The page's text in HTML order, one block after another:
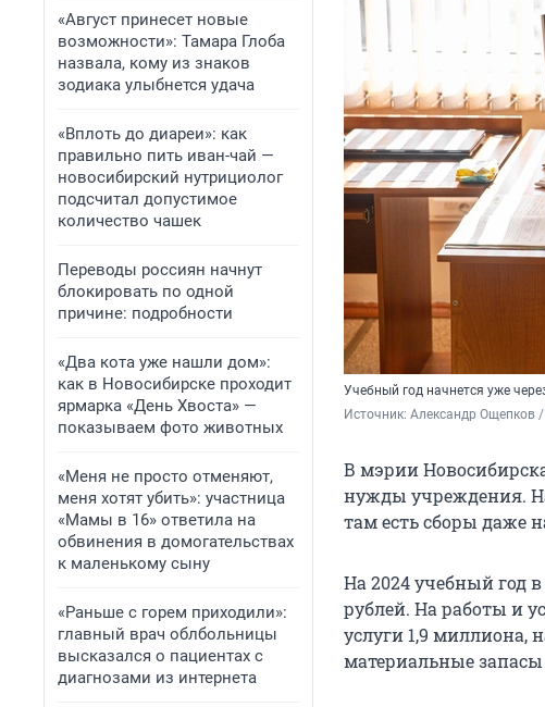
«Август принесет новые
возможности»: Тамара Глоба
назвала, кому из знаков
зодиака улыбнется удача
«Вплоть до диареи»: как
правильно пить иван-чай —
новосибирский нутрициолог
подсчитал допустимое
количество чашек
Переводы россиян начнут
блокировать по одной
причине: подробности
«Два кота уже нашли дом»:
как в Новосибирске проходит
ярмарка «День Хвоста» —
показываем фото животных
«Меня не просто отменяют,
меня хотят убить»: участница
«Мамы в 16» ответила на
обвинения в домогательствах
к маленькому сыну
«Раньше с горем приходили»:
главный врач облбольницы
высказался о пациентах с
диагнозами из интернета
Учебный год начнется уже
Источник: Александр Ощепков /
В мэрии
нужды учреждения.
там есть сборы даже
На 2024 учебный год
рублей. На работы и
услуги 1,9 миллиона,
материальные